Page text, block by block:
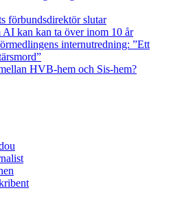
förbundsdirektör slutar
AI kan kan ta över inom 10 år
internutredning: ”Ett
HVB-hem och Sis-hem?